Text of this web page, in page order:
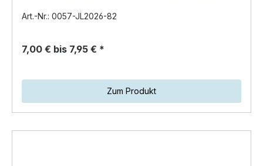
Art.-Nr.: 0057-JL2026-82
7,00 € bis 7,95 € *
Zum Produkt